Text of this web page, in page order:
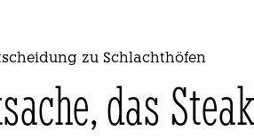
zu Schlachthöfen
das